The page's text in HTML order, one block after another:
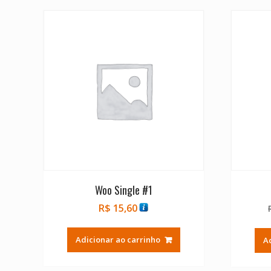
Woo Single #1
R$ 15,60
Adicionar ao carrinho